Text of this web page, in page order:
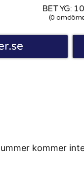
BETYG:
(0
kommer